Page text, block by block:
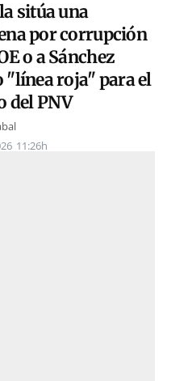
sitúa una
por corrupción
o a Sánchez
"línea roja" para el
del PNV
11:26h